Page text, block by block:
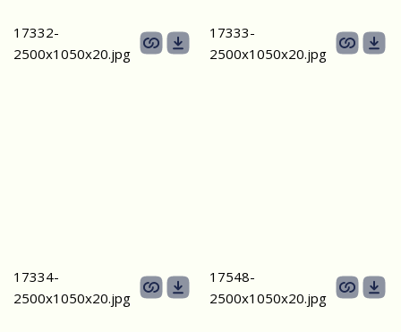
17332-
2500х1050х20.jpg
17333-
2500х1050х20.jpg
17334-
2500х1050х20.jpg
17548-
2500х1050х20.jpg